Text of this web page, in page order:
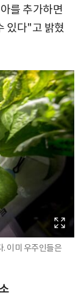
를 추가하면
있다"고 밝혔
. 이미 우주인들은